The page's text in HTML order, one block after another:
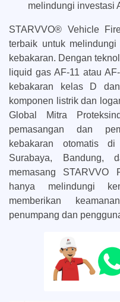
melindungi investasi
STARVVO® Vehicle
terbaik untuk
kebakaran. Dengan
liquid gas AF-11 atau
kebakaran kelas D
komponen listrik dan
Global Mitra
pemasangan dan
kebakaran otomatis
Surabaya, Bandung,
memasang STARVVO
hanya melindungi
memberikan
penumpang dan